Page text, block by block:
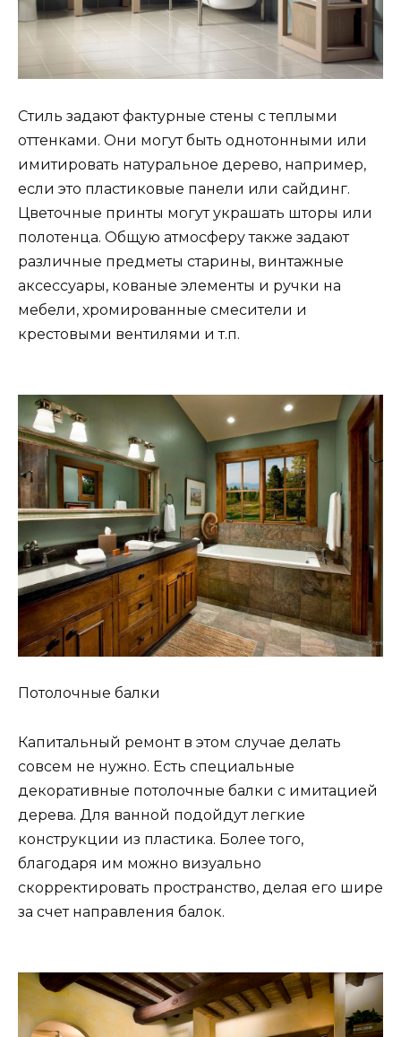
Стиль задают фактурные стены с теплыми
оттенками. Они могут быть однотонными или
имитировать натуральное дерево, например,
если это пластиковые панели или сайдинг.
Цветочные принты могут украшать шторы или
полотенца. Общую атмосферу также задают
различные предметы старины, винтажные
аксессуары, кованые элементы и ручки на
мебели, хромированные смесители и
крестовыми вентилями и т.п.
Потолочные балки
Капитальный ремонт в этом случае делать
совсем не нужно. Есть специальные
декоративные потолочные балки с имитацией
дерева. Для ванной подойдут легкие
конструкции из пластика. Более того,
благодаря им можно визуально
скорректировать пространство, делая его шире
за счет направления балок.